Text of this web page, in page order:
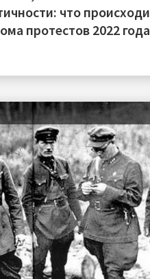
что
протестов 2022 года